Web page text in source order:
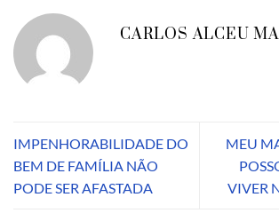
CARLOS ALCEU
IMPENHORABILIDADE DO
BEM DE FAMÍLIA NÃO
PODE SER AFASTADA
MEU
VIVER